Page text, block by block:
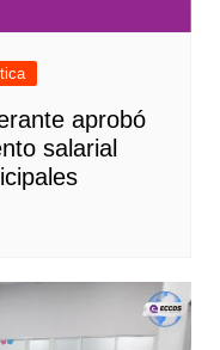
aprobó
salarial